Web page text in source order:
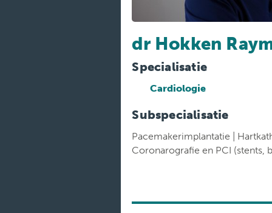
dr Hokken
Specialisatie
Cardiologie
Subspecialisatie
Pacemakerimplantatie |
Coronarografie en PCI (stents,